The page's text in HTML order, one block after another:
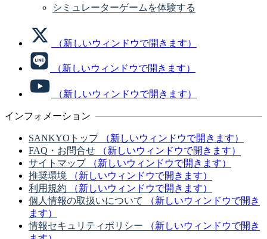
シミュレーターゲームを体験する
（新しいウィンドウで開きます）
（新しいウィンドウで開きます）
（新しいウィンドウで開きます）
インフォメーション
SANKYOトップ
（新しいウィンドウで開きます）
FAQ・お問合せ
（新しいウィンドウで開きます）
サイトマップ
（新しいウィンドウで開きます）
推奨環境
（新しいウィンドウで開きます）
利用規約
（新しいウィンドウで開きます）
個人情報の取扱いについて
（新しいウィンドウで開き
ます）
情報セキュリティポリシー
（新しいウィンドウで開き